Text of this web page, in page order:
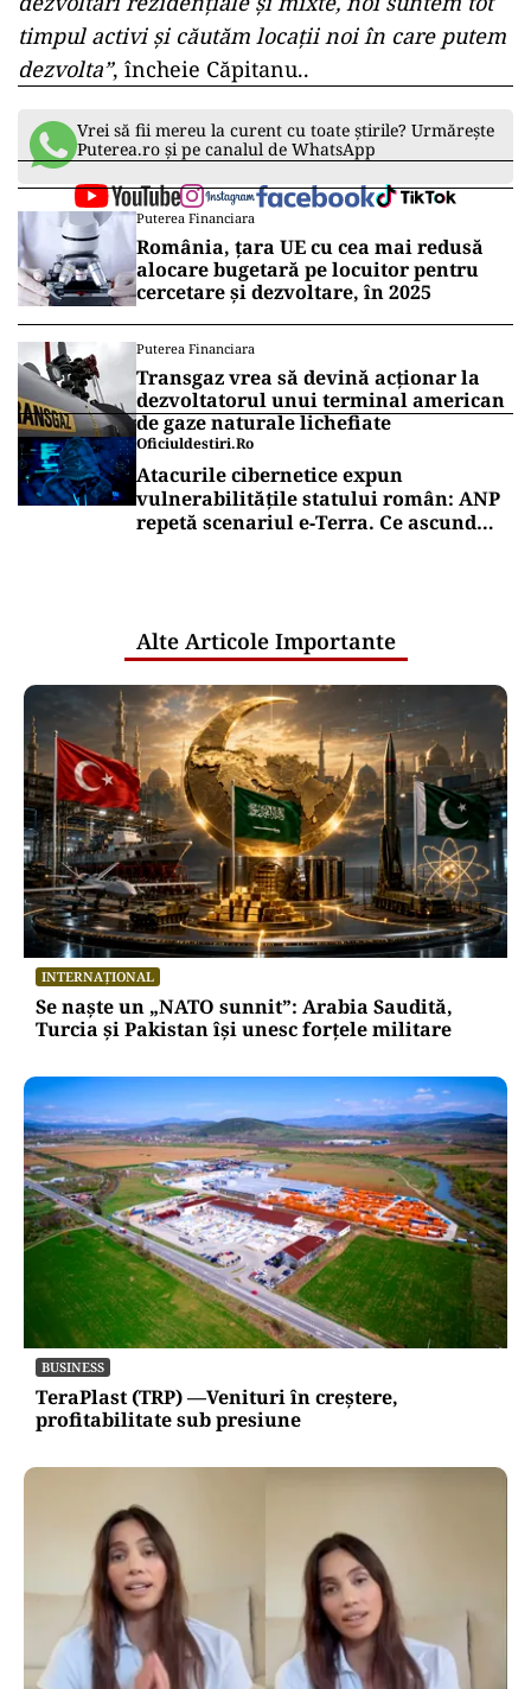
timpul activi și căutăm locații noi în care putem
dezvolta”, încheie Căpitanu..
Vrei să fii mereu la curent cu toate știrile? Urmărește
Puterea.ro și pe canalul de WhatsApp
Puterea Financiara
România, țara UE cu cea mai redusă
alocare bugetară pe locuitor pentru
cercetare și dezvoltare, în 2025
Puterea Financiara
Transgaz vrea să devină acționar la
dezvoltatorul unui terminal american
de gaze naturale lichefiate
Oficiuldestiri.ro
Atacurile cibernetice expun
vulnerabilitățile statului român: ANP
repetă scenariul e‑Terra. Ce ascund
Alte Articole Importante
INTERNAȚIONAL
Se naște un „NATO sunnit”: Arabia Saudită,
Turcia și Pakistan își unesc forțele militare
BUSINESS
TeraPlast (TRP) —Venituri în creștere,
profitabilitate sub presiune